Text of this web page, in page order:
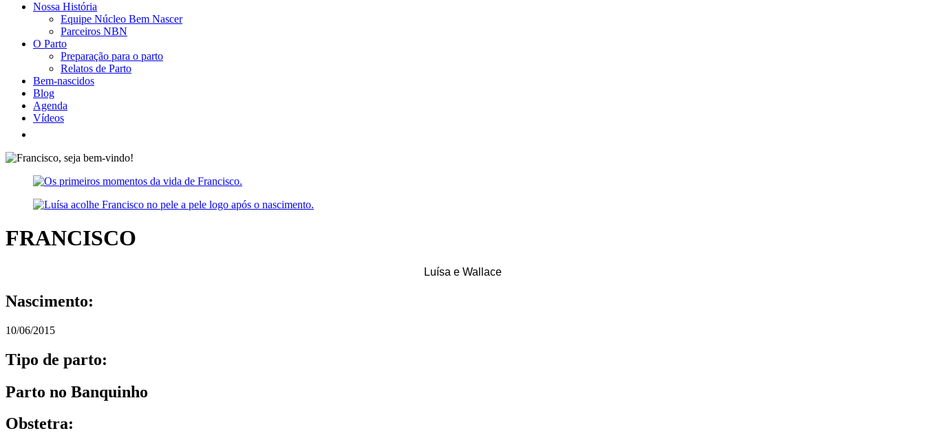
Nossa História
Equipe Núcleo Bem Nascer
Parceiros NBN
O Parto
Preparação para o parto
Relatos de Parto
Bem-nascidos
Blog
Agenda
Vídeos
FRANCISCO
Luísa e Wallace
Nascimento:
10/06/2015
Tipo de parto:
Parto no Banquinho
Obstetra: